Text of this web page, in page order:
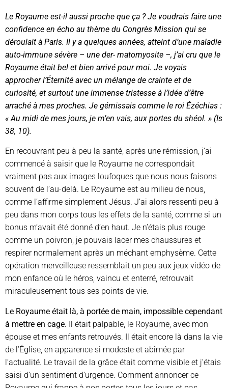
Le Royaume est-il aussi proche que ça ? Je voudrais faire une
confidence en écho au thème du Congrès Mission qui se
déroulait à Paris. Il y a quelques années, atteint d’une maladie
auto-immune sévère – une der- matomyosite –, j’ai cru que le
Royaume était bel et bien arrivé pour moi. Je voyais
approcher l’Éternité avec un mélange de crainte et de
curiosité, et surtout une immense tristesse à l’idée d’être
arraché à mes proches. Je gémissais comme le roi Ézéchias :
« Au midi de mes jours, je m’en vais, aux portes du shéol. » (Is
38, 10).
En recouvrant peu à peu la santé, après une rémission, j’ai
commencé à saisir que le Royaume ne correspondait
vraiment pas aux images loufoques que nous nous faisons
souvent de l’au-delà. Le Royaume est au milieu de nous,
comme l’affirme simplement Jésus. J’ai alors ressenti peu à
peu dans mon corps tous les effets de la santé, comme si un
bonus m’avait été donné d’en haut. Je n’étais plus rouge
comme un poivron, je pouvais lacer mes chaussures et
respirer normalement après un méchant emphysème. Cette
opération merveilleuse ressemblait un peu aux jeux vidéo de
mon enfance où le héros, vaincu et enterré, retrouvait
miraculeusement tous ses points de vie.
Le Royaume était là, à portée de main, impossible cependant
à mettre en cage. Il était palpable, le Royaume, avec mon
épouse et mes enfants retrouvés. Il était encore là dans la vie
de l’Église, en apparence si modeste et abîmée par
l’actualité. Le travail de la grâce était comme visible et j’étais
saisi d’un sentiment d’urgence. Comment annoncer ce